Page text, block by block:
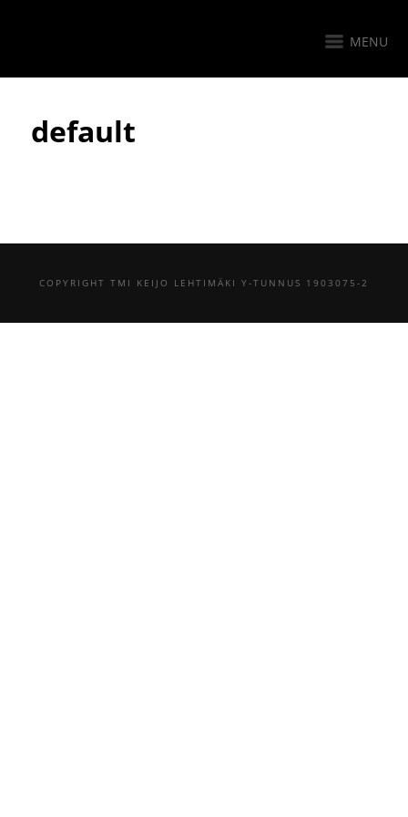
MENU
default
COPYRIGHT TMI KEIJO LEHTIMÄKI Y-TUNNUS 1903075-2